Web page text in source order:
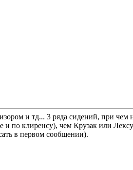
и тд... 3 ряда сидений, при
клиренсу), чем Крузак или
в первом сообщении).